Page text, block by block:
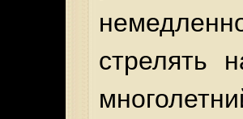
стрелять